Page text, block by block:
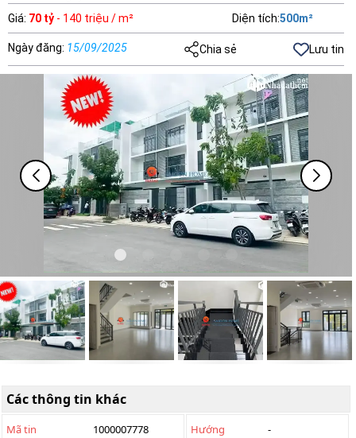
Giá: 70 tỷ - 140 triệu / m² Diện tích:500m²
Ngày đăng: 15/09/2025 Chia sẻ Lưu tin
Các thông tin khác
Mã tin 1000007778 Hướng -